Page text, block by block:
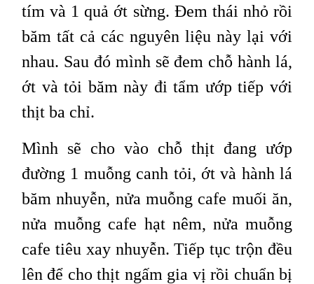
tím và 1 quả ớt sừng. Đem thái nhỏ rồi
băm tất cả các nguyên liệu này lại với
nhau. Sau đó mình sẽ đem chỗ hành lá,
ớt và tỏi băm này đi tẩm ướp tiếp với
thịt ba chỉ.
Mình sẽ cho vào chỗ thịt đang ướp
đường 1 muỗng canh tỏi, ớt và hành lá
băm nhuyễn, nửa muỗng cafe muối ăn,
nửa muỗng cafe hạt nêm, nửa muỗng
cafe tiêu xay nhuyễn. Tiếp tục trộn đều
lên để cho thịt ngấm gia vị rồi chuẩn bị